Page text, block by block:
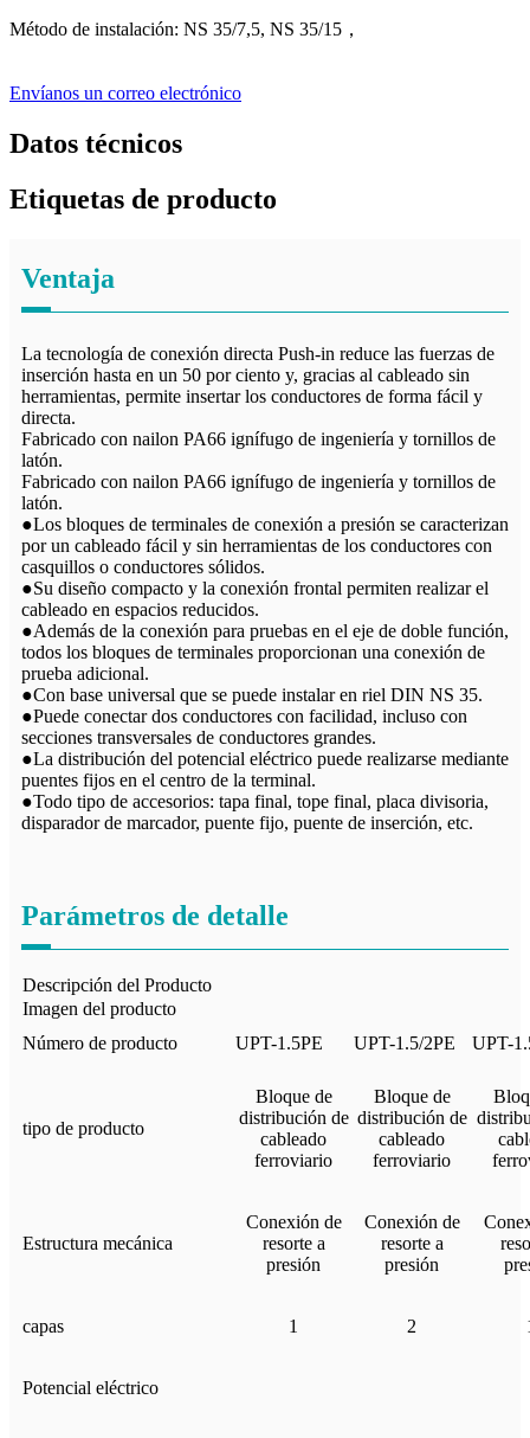
Método de instalación: NS 35/7,5, NS 35/15 ，
Envíanos un correo electrónico
Datos técnicos
Etiquetas de producto
Ventaja
La tecnología de conexión directa Push-in reduce las fuerzas de
inserción hasta en un 50 por ciento y, gracias al cableado sin
herramientas, permite insertar los conductores de forma fácil y
directa.
Fabricado con nailon PA66 ignífugo de ingeniería y tornillos de
latón.
Fabricado con nailon PA66 ignífugo de ingeniería y tornillos de
latón.
●Los bloques de terminales de conexión a presión se caracterizan
por un cableado fácil y sin herramientas de los conductores con
casquillos o conductores sólidos.
●Su diseño compacto y la conexión frontal permiten realizar el
cableado en espacios reducidos.
●Además de la conexión para pruebas en el eje de doble función,
todos los bloques de terminales proporcionan una conexión de
prueba adicional.
●Con base universal que se puede instalar en riel DIN NS 35.
●Puede conectar dos conductores con facilidad, incluso con
secciones transversales de conductores grandes.
●La distribución del potencial eléctrico puede realizarse mediante
puentes fijos en el centro de la terminal.
●Todo tipo de accesorios: tapa final, tope final, placa divisoria,
disparador de marcador, puente fijo, puente de inserción, etc.
Parámetros de detalle
Descripción del Producto
Imagen del producto
Número de producto
UPT-1.5PE UPT-1.5/2PE UPT-
tipo de producto
Bloque de
distribución de
cableado
ferroviario
Bloque de
distribución de
cableado
ferroviario
Estructura mecánica
Conexión de
resorte a
presión
Conexión de
resorte a
presión
capas 1 2
Potencial eléctrico